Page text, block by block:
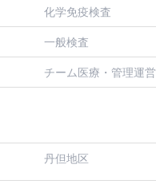
化学免疫検査
一般検査
チーム医療・管理運営
丹但地区